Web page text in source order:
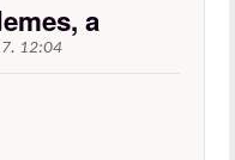
a
12:04